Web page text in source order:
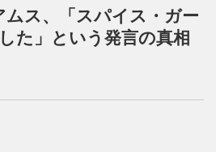
a
n
ムス、「スパイス・ガー
た」という発言の真相